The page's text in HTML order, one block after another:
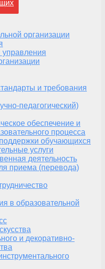
организации
управления
и требования
педагогический)
обеспечение и
процесса
обучающихся
услуги
деятельность
приема (перевода)
в образовательной
и декоративно-